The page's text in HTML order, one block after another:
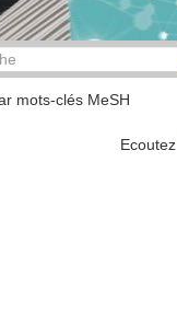
mots-clés MeSH
Ecoutez